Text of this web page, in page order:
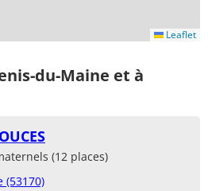
Leaflet
du-Maine et à
(12 places)
(53170)